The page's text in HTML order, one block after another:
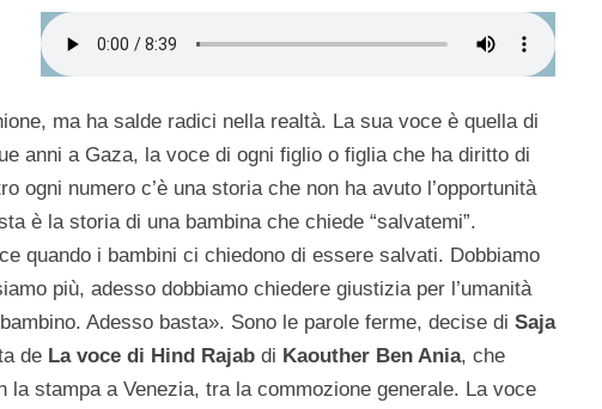
ma ha salde radici nella realtà. La sua voce è quella di
anni a Gaza, la voce di ogni figlio o figlia che ha diritto di
ogni numero c’è una storia che non ha avuto l’opportunità
è la storia di una bambina che chiede “salvatemi”.
quando i bambini ci chiedono di essere salvati. Dobbiamo
più, adesso dobbiamo chiedere giustizia per l’umanità
Adesso basta». Sono le parole ferme, decise di Saja
de La voce di Hind Rajab di Kaouther Ben Ania, che
la stampa a Venezia, tra la commozione generale. La voce